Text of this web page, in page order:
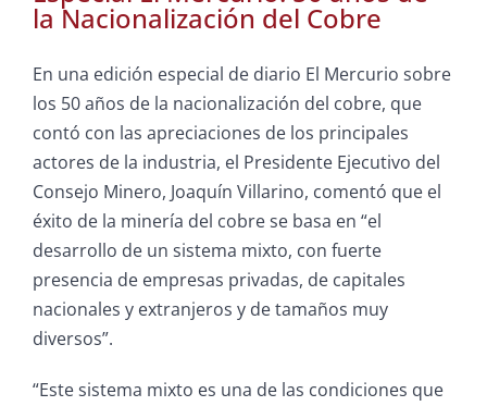
la Nacionalización del Cobre
En una edición especial de diario El Mercurio sobre
los 50 años de la nacionalización del cobre, que
contó con las apreciaciones de los principales
actores de la industria, el Presidente Ejecutivo del
Consejo Minero, Joaquín Villarino, comentó que el
éxito de la minería del cobre se basa en “el
desarrollo de un sistema mixto, con fuerte
presencia de empresas privadas, de capitales
nacionales y extranjeros y de tamaños muy
diversos”.
“Este sistema mixto es una de las condiciones que